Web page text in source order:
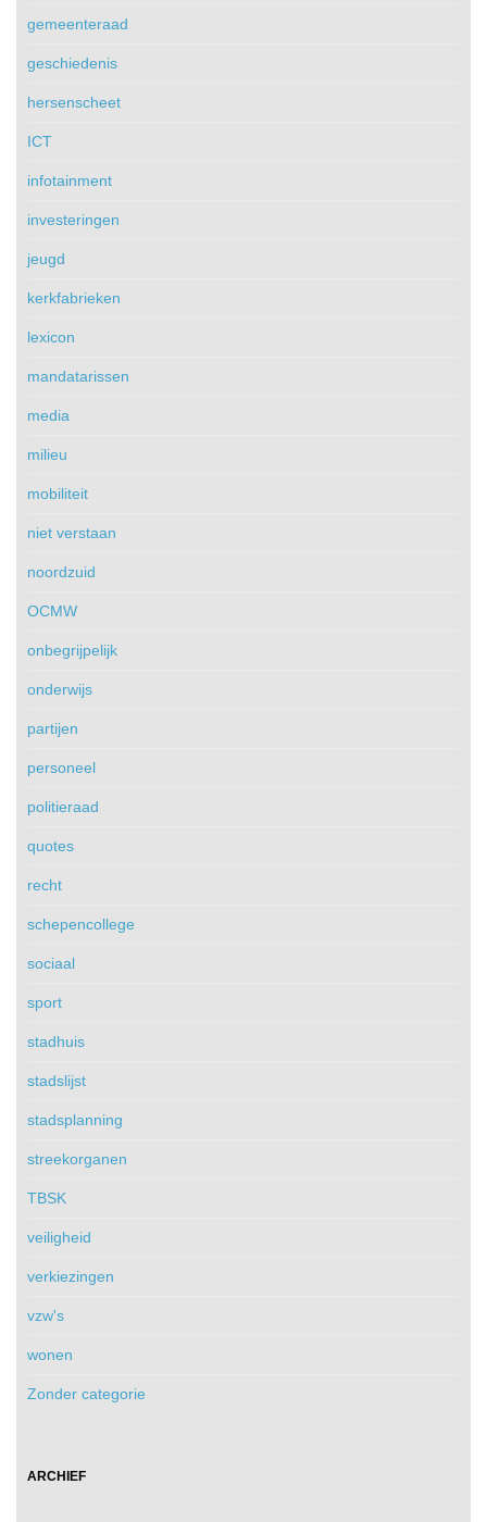
gemeenteraad
geschiedenis
hersenscheet
ICT
infotainment
investeringen
jeugd
kerkfabrieken
lexicon
mandatarissen
media
milieu
mobiliteit
niet verstaan
noordzuid
OCMW
onbegrijpelijk
onderwijs
partijen
personeel
politieraad
quotes
recht
schepencollege
sociaal
sport
stadhuis
stadslijst
stadsplanning
streekorganen
TBSK
veiligheid
verkiezingen
vzw's
wonen
Zonder categorie
ARCHIEF